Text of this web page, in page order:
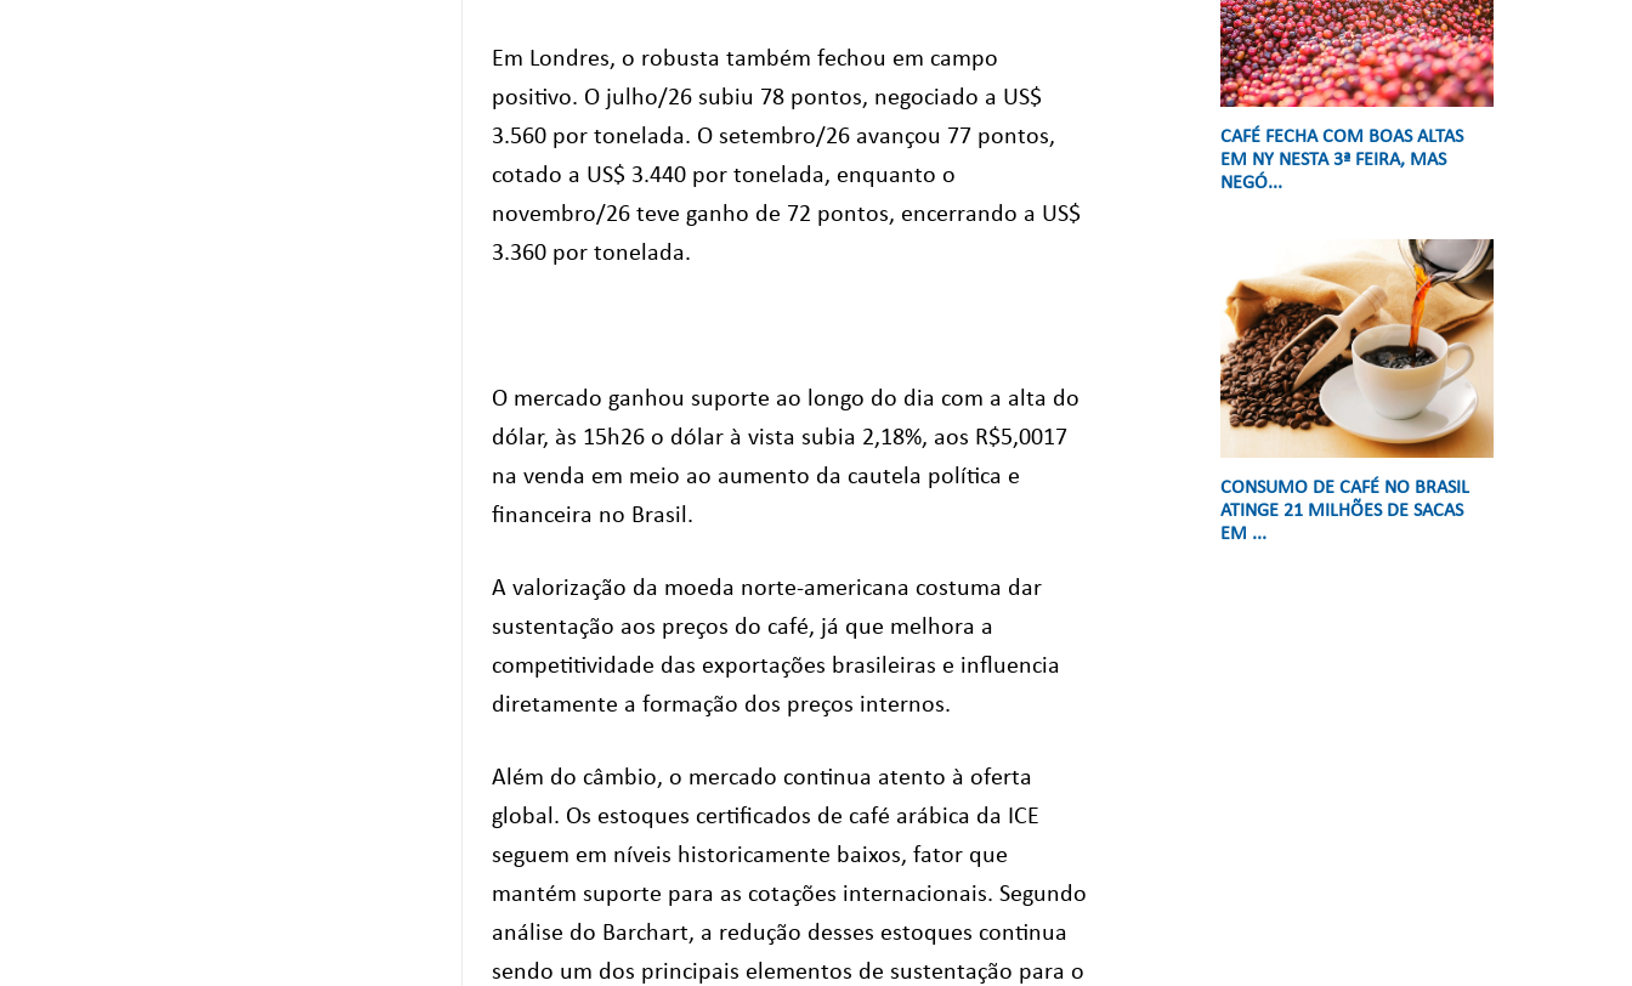
Em Londres, o robusta também fechou em campo
positivo. O julho/26 subiu 78 pontos, negociado a US$
3.560 por tonelada. O setembro/26 avançou 77 pontos,
cotado a US$ 3.440 por tonelada, enquanto o
novembro/26 teve ganho de 72 pontos, encerrando a US$
3.360 por tonelada.
O mercado ganhou suporte ao longo do dia com a alta do
dólar, às 15h26 o dólar à vista subia 2,18%, aos R$5,0017
na venda em meio ao aumento da cautela política e
financeira no Brasil.
A valorização da moeda norte-americana costuma dar
sustentação aos preços do café, já que melhora a
competitividade das exportações brasileiras e influencia
diretamente a formação dos preços internos.
Além do câmbio, o mercado continua atento à oferta
global. Os estoques certificados de café arábica da ICE
seguem em níveis historicamente baixos, fator que
mantém suporte para as cotações internacionais. Segundo
análise do Barchart, a redução desses estoques continua
sendo um dos principais elementos de sustentação para o
CAFÉ FECHA COM BOAS ALTAS
EM NY NESTA 3ª FEIRA, MAS
NEGÓ...
CONSUMO DE CAFÉ NO BRASIL
ATINGE 21 MILHÕES DE SACAS
EM ...